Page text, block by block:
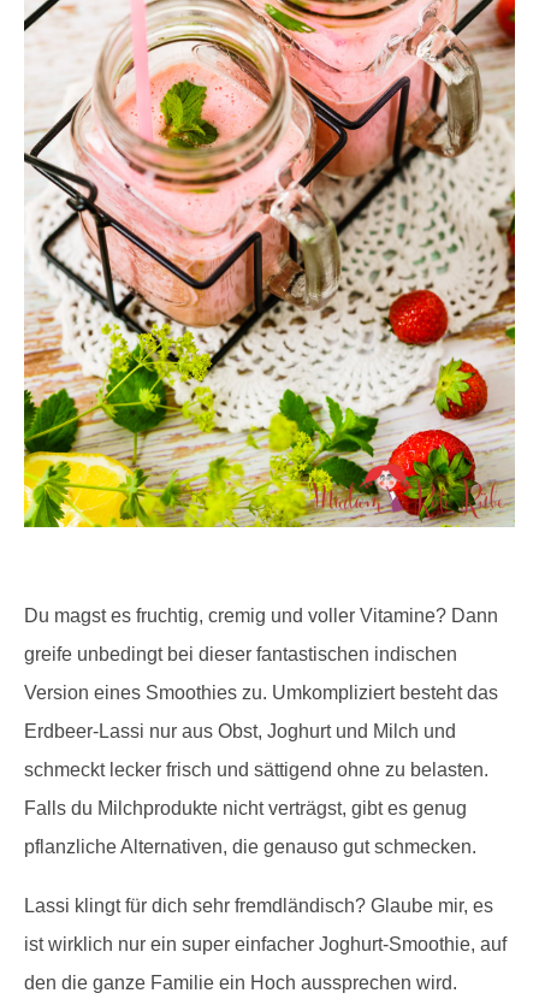
Du magst es fruchtig, cremig und voller Vitamine? Dann
greife unbedingt bei dieser fantastischen indischen
Version eines Smoothies zu. Umkompliziert besteht das
Erdbeer-Lassi nur aus Obst, Joghurt und Milch und
schmeckt lecker frisch und sättigend ohne zu belasten.
Falls du Milchprodukte nicht verträgst, gibt es genug
pflanzliche Alternativen, die genauso gut schmecken.
Lassi klingt für dich sehr fremdländisch? Glaube mir, es
ist wirklich nur ein super einfacher Joghurt-Smoothie, auf
den die ganze Familie ein Hoch aussprechen wird.